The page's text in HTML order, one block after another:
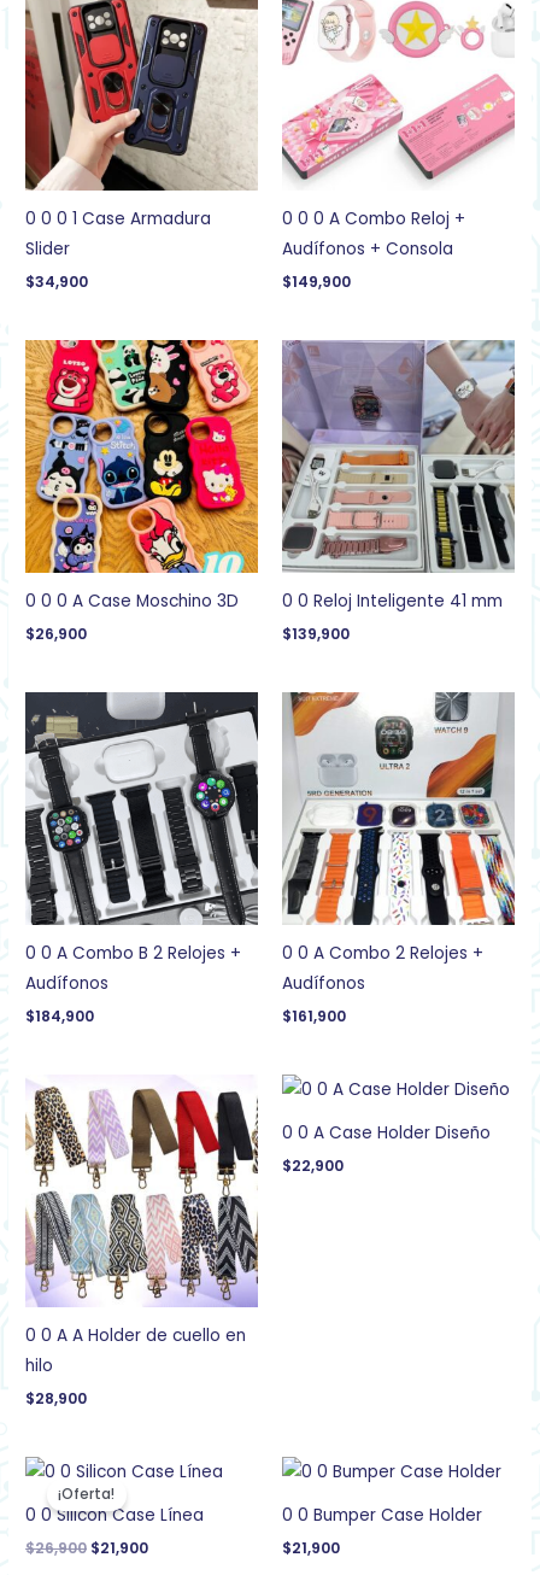
0 0 0 1 Case Armadura
Slider
$34,900
0 0 0 A Combo Reloj +
Audífonos + Consola
$149,900
0 0 0 A Case Moschino 3D
$26,900
0 0 Reloj Inteligente 41 mm
$139,900
0 0 A Combo B 2 Relojes +
Audífonos
$184,900
0 0 A Combo 2 Relojes +
Audífonos
$161,900
0 0 A A Holder de cuello en
hilo
$28,900
0 0 A Case Holder Diseño
$22,900
¡Oferta!
0 0 Silicon Case Línea
$26,900
El
precio
original
era:
$26,900.
$21,900
El
precio
actual
es:
$21,900.
0 0 Bumper Case Holder
$21,900